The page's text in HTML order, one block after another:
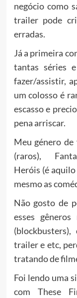
negócio como
trailer pode
erradas.
Já a primeira
tantas séries
fazer/assistir,
um colosso é
escasso e
pena arriscar.
Meu género
(raros),
Heróis (é
mesmo as
Não gosto de
esses
trailer e etc,
tratando de
Foi lendo uma
com These